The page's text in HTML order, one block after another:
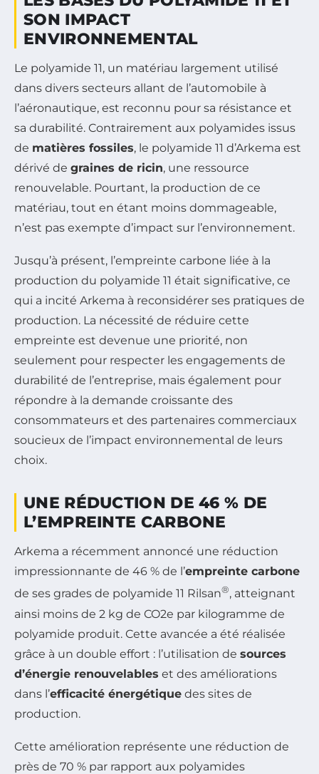
SON IMPACT
ENVIRONNEMENTAL
Le polyamide 11, un matériau largement utilisé
dans divers secteurs allant de l’automobile à
l’aéronautique, est reconnu pour sa résistance et
sa durabilité. Contrairement aux polyamides issus
de matières fossiles, le polyamide 11 d’Arkema est
dérivé de graines de ricin, une ressource
renouvelable. Pourtant, la production de ce
matériau, tout en étant moins dommageable,
n’est pas exempte d’impact sur l’environnement.
Jusqu’à présent, l’empreinte carbone liée à la
production du polyamide 11 était significative, ce
qui a incité Arkema à reconsidérer ses pratiques de
production. La nécessité de réduire cette
empreinte est devenue une priorité, non
seulement pour respecter les engagements de
durabilité de l’entreprise, mais également pour
répondre à la demande croissante des
consommateurs et des partenaires commerciaux
soucieux de l’impact environnemental de leurs
choix.
UNE RÉDUCTION DE 46 % DE
L’EMPREINTE CARBONE
Arkema a récemment annoncé une réduction
impressionnante de 46 % de l’empreinte carbone
de ses grades de polyamide 11 Rilsan®, atteignant
ainsi moins de 2 kg de CO2e par kilogramme de
polyamide produit. Cette avancée a été réalisée
grâce à un double effort : l’utilisation de sources
d’énergie renouvelables et des améliorations
dans l’efficacité énergétique des sites de
production.
Cette amélioration représente une réduction de
près de 70 % par rapport aux polyamides